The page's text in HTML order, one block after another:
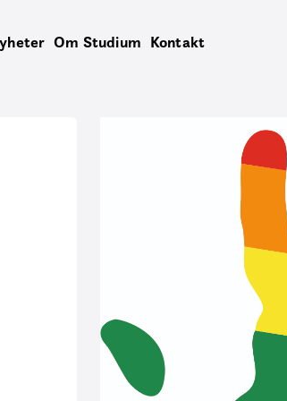
Om Studium Kontakt